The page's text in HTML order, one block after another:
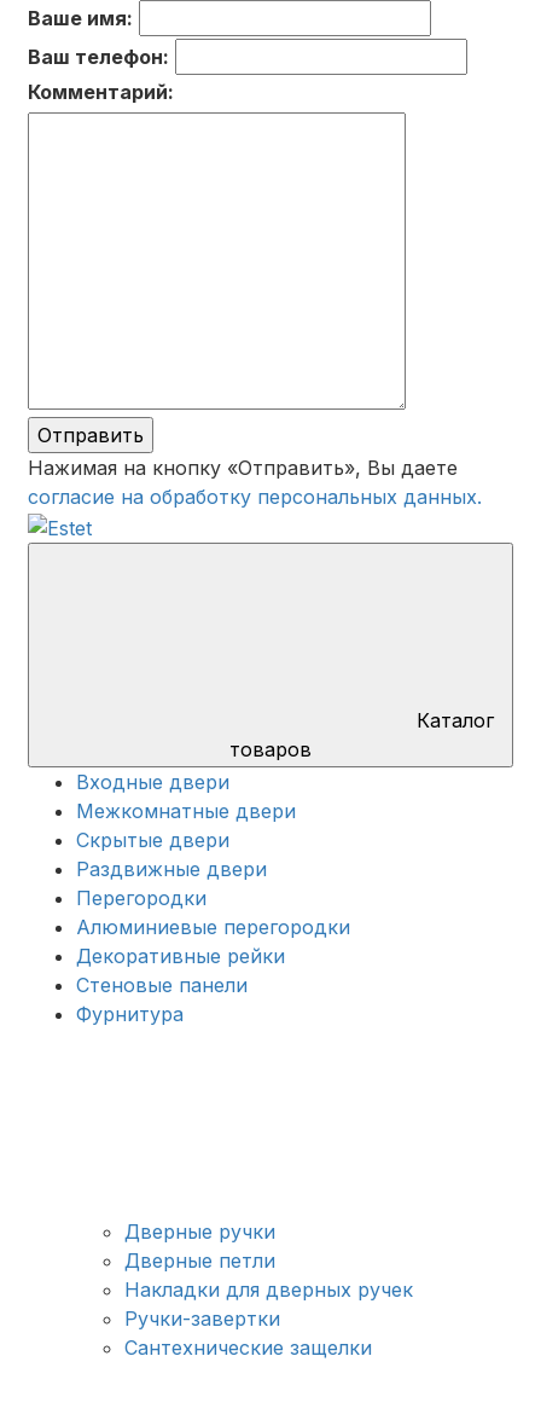
Ваше имя:
Ваш телефон:
Комментарий:
Отправить
Нажимая на кнопку «Отправить», Вы даете
согласие на обработку персональных данных.
Каталог
товаров
Входные двери
Межкомнатные двери
Скрытые двери
Раздвижные двери
Перегородки
Алюминиевые перегородки
Декоративные рейки
Стеновые панели
Фурнитура
Дверные ручки
Дверные петли
Накладки для дверных ручек
Ручки-завертки
Сантехнические защелки